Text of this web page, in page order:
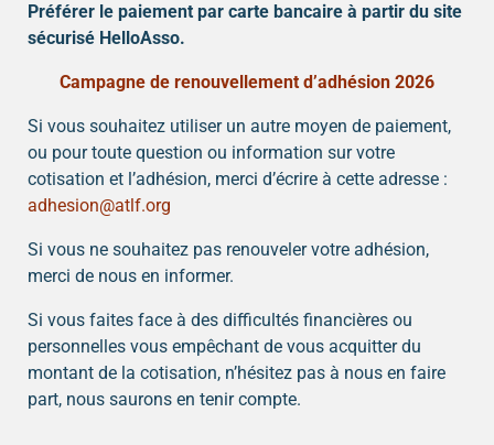
Préférer le paiement par carte bancaire à partir du site
sécurisé HelloAsso.
Campagne de renouvellement d’adhésion 2026
Si vous souhaitez utiliser un autre moyen de paiement,
ou pour toute question ou information sur votre
cotisation et l’adhésion, merci d’écrire à cette adresse :
adhesion@atlf.org
Si vous ne souhaitez pas renouveler votre adhésion,
merci de nous en informer.
Si vous faites face à des difficultés financières ou
personnelles vous empêchant de vous acquitter du
montant de la cotisation, n’hésitez pas à nous en faire
part, nous saurons en tenir compte.